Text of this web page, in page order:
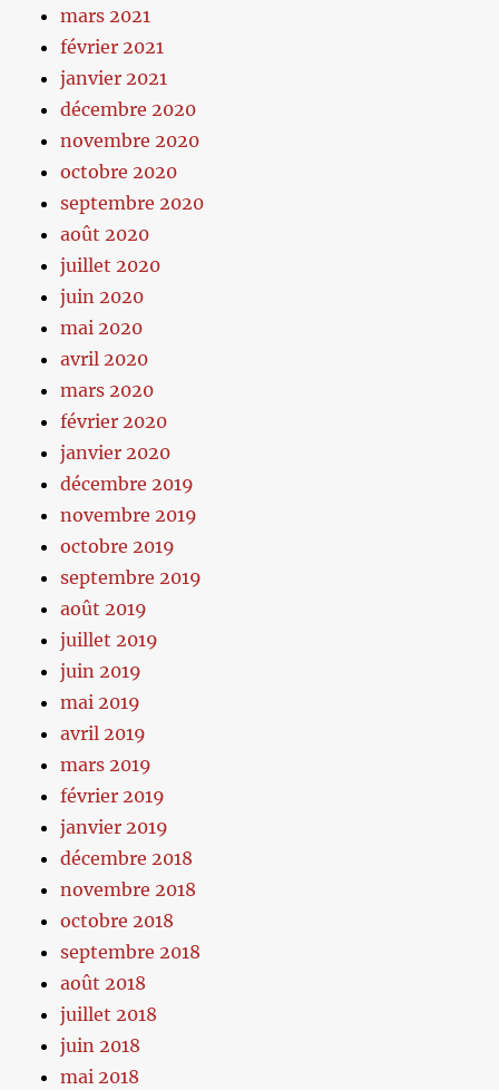
mars 2021
février 2021
janvier 2021
décembre 2020
novembre 2020
octobre 2020
septembre 2020
août 2020
juillet 2020
juin 2020
mai 2020
avril 2020
mars 2020
février 2020
janvier 2020
décembre 2019
novembre 2019
octobre 2019
septembre 2019
août 2019
juillet 2019
juin 2019
mai 2019
avril 2019
mars 2019
février 2019
janvier 2019
décembre 2018
novembre 2018
octobre 2018
septembre 2018
août 2018
juillet 2018
juin 2018
mai 2018